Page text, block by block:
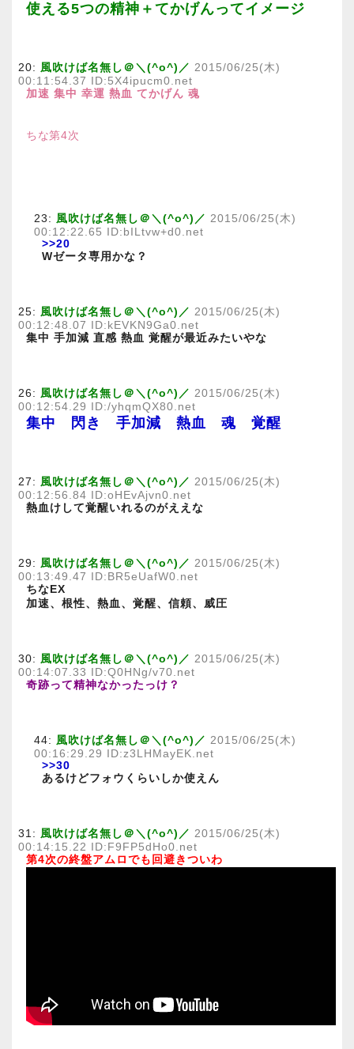
使える5つの精神＋てかげんってイメージ
20: 風吹けば名無し＠＼(^o^)／ 2015/06/25(木)
00:11:54.37 ID:5X4ipucm0.net
加速 集中 幸運 熱血 てかげん 魂
ちな第4次
23: 風吹けば名無し＠＼(^o^)／ 2015/06/25(木)
00:12:22.65 ID:bILtvw+d0.net
>>20
Wゼータ専用かな？
25: 風吹けば名無し＠＼(^o^)／ 2015/06/25(木)
00:12:48.07 ID:kEVKN9Ga0.net
集中 手加減 直感 熱血 覚醒が最近みたいやな
26: 風吹けば名無し＠＼(^o^)／ 2015/06/25(木)
00:12:54.29 ID:/yhqmQX80.net
集中 閃き 手加減 熱血 魂 覚醒
27: 風吹けば名無し＠＼(^o^)／ 2015/06/25(木)
00:12:56.84 ID:oHEvAjvn0.net
熱血けして覚醒いれるのがええな
29: 風吹けば名無し＠＼(^o^)／ 2015/06/25(木)
00:13:49.47 ID:BR5eUafW0.net
ちなEX
加速、根性、熱血、覚醒、信頼、威圧
30: 風吹けば名無し＠＼(^o^)／ 2015/06/25(木)
00:14:07.33 ID:Q0HNg/v70.net
奇跡って精神なかったっけ？
44: 風吹けば名無し＠＼(^o^)／ 2015/06/25(木)
00:16:29.29 ID:z3LHMayEK.net
>>30
あるけどフォウくらいしか使えん
31: 風吹けば名無し＠＼(^o^)／ 2015/06/25(木)
00:14:15.22 ID:F9FP5dHo0.net
第4次の終盤アムロでも回避きついわ